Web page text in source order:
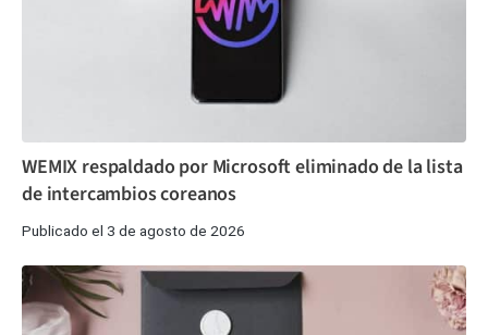
WEMIX respaldado por Microsoft eliminado de la lista
de intercambios coreanos
Publicado el 3 de agosto de 2026